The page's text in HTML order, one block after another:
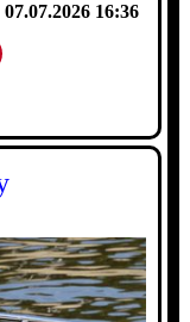
07.07.2026 16:36